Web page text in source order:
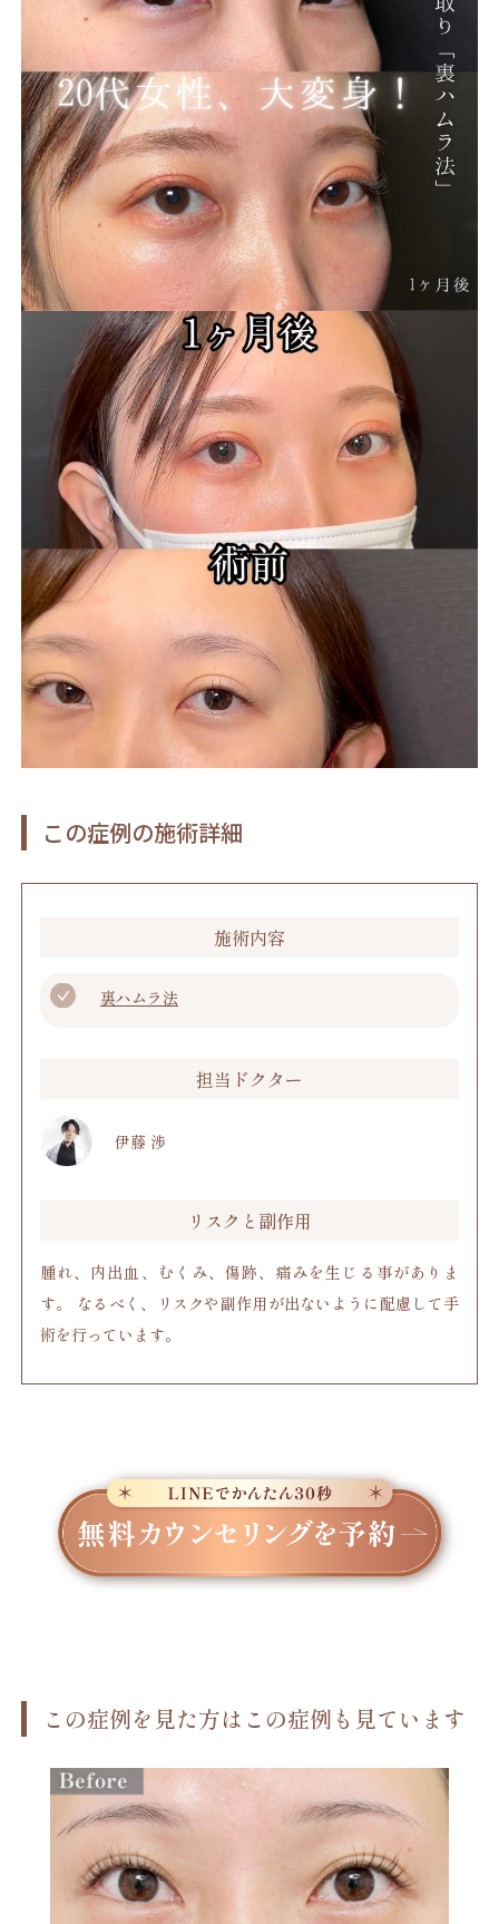
この症例の施術詳細
施術内容
裏ハムラ法
担当ドクター
伊藤 渉
リスクと副作用
腫れ、内出血、むくみ、傷跡、痛みを生じる事がありま
す。 なるべく、リスクや副作用が出ないように配慮して手
術を行っています。
この症例を見た方はこの症例も見ています